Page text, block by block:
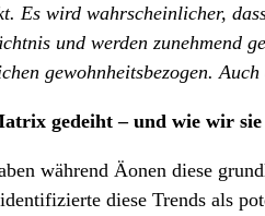
Es wird wahrscheinlicher,
und werden zunehmend
gewohnheitsbezogen.
gedeiht – und wie wir sie
während Äonen diese
diese Trends als